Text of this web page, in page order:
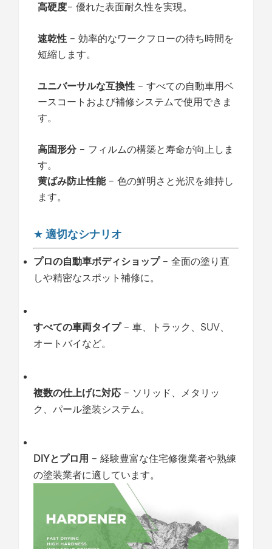
高硬度– 優れた表面耐久性を実現。
速乾性– 効率的なワークフローの待ち時間を
短縮します。
ユニバーサルな互換性– すべての自動車用ベ
ースコートおよび補修システムで使用できま
す。
高固形分– フィルムの構築と寿命が向上しま
す。
黄ばみ防止性能 – 色の鮮明さと光沢を維持し
ます。
★ 適切なシナリオ
プロの自動車ボディショップ– 全面の塗り直
しや精密なスポット補修に。
すべての車両タイプ– 車、トラック、SUV、
オートバイなど。
複数の仕上げに対応 – ソリッド、メタリッ
ク、パール塗装システム。
DIYとプロ用 – 経験豊富な住宅修復業者や熟練
の塗装業者に適しています。